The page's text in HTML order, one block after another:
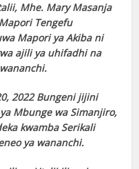
Mhe. Mary Masanja
Tengefu
Mapori ya Akiba ni
ajili ya uhifadhi na
2022 Bungeni jijini
Mbunge wa Simanjiro,
kwamba Serikali
ya wananchi.